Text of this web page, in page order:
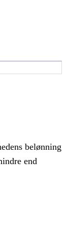
belønning
end